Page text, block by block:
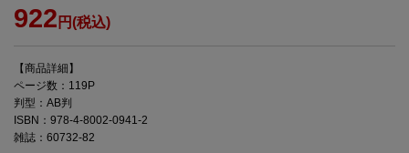
922 円(税込)
【商品詳細】
ページ数：119P
判型：AB判
ISBN：978-4-8002-0941-2
雑誌：60732-82